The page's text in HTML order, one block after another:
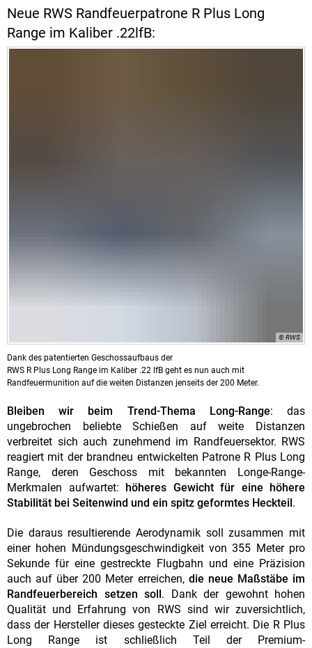
Neue RWS Randfeuerpatrone R Plus Long
Range im Kaliber .22lfB:
© RWS
Dank des patentierten Geschossaufbaus der
RWS R Plus Long Range im Kaliber .22 lfB geht es nun auch mit
Randfeuermunition auf die weiten Distanzen jenseits der 200 Meter.
Bleiben wir beim Trend-Thema Long-Range: das
ungebrochen beliebte Schießen auf weite Distanzen
verbreitet sich auch zunehmend im Randfeuersektor. RWS
reagiert mit der brandneu entwickelten Patrone R Plus Long
Range, deren Geschoss mit bekannten Longe-Range-
Merkmalen aufwartet:
höheres Gewicht für eine höhere
Stabilität bei Seitenwind und ein spitz geformtes Heckteil .
Die daraus resultierende Aerodynamik soll zusammen mit
einer hohen Mündungsgeschwindigkeit von 355 Meter pro
Sekunde für eine gestreckte Flugbahn und eine Präzision
auch auf über 200 Meter erreichen, die neue Maßstäbe im
Randfeuerbereich setzen soll . Dank der gewohnt hohen
Qualität und Erfahrung von RWS sind wir zuversichtlich,
dass der Hersteller dieses gesteckte Ziel erreicht. Die R Plus
Long Range ist schließlich Teil der Premium-